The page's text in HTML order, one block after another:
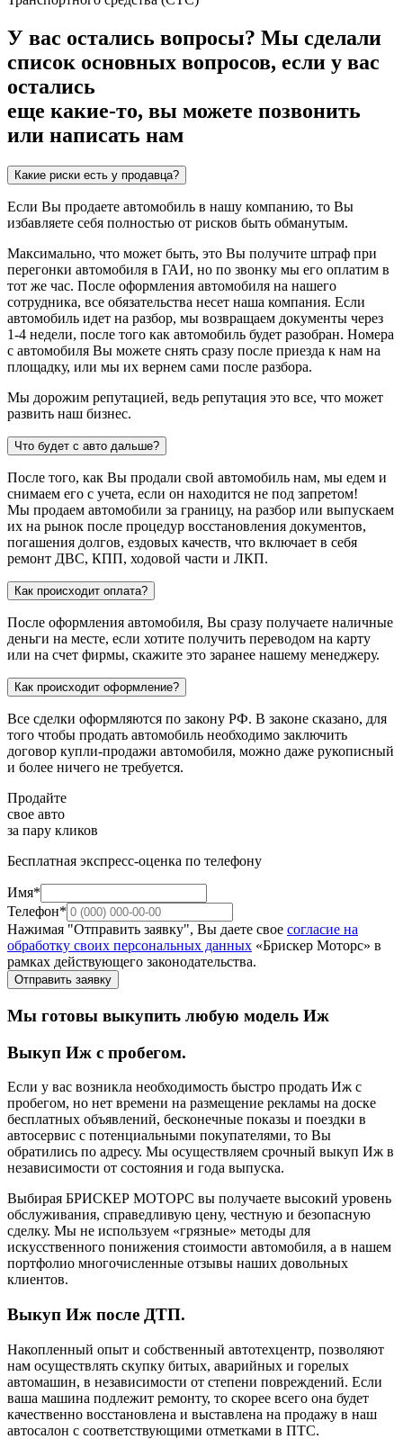
У вас остались вопросы? Мы сделали
список основных вопросов, если у вас
остались
еще какие-то, вы можете позвонить
или написать нам
Какие риски есть у продавца?
Если Вы продаете автомобиль в нашу компанию, то Вы
избавляете себя полностью от рисков быть обманутым.
Максимально, что может быть, это Вы получите штраф при
перегонки автомобиля в ГАИ, но по звонку мы его оплатим в
тот же час. После оформления автомобиля на нашего
сотрудника, все обязательства несет наша компания. Если
автомобиль идет на разбор, мы возвращаем документы через
1-4 недели, после того как автомобиль будет разобран. Номера
с автомобиля Вы можете снять сразу после приезда к нам на
площадку, или мы их вернем сами после разбора.
Мы дорожим репутацией, ведь репутация это все, что может
развить наш бизнес.
Что будет с авто дальше?
После того, как Вы продали свой автомобиль нам, мы едем и
снимаем его с учета, если он находится не под запретом!
Мы продаем автомобили за границу, на разбор или выпускаем
их на рынок после процедур восстановления документов,
погашения долгов, ездовых качеств, что включает в себя
ремонт ДВС, КПП, ходовой части и ЛКП.
Как происходит оплата?
После оформления автомобиля, Вы сразу получаете наличные
деньги на месте, если хотите получить переводом на карту
или на счет фирмы, скажите это заранее нашему менеджеру.
Как происходит оформление?
Все сделки оформляются по закону РФ. В законе сказано, для
того чтобы продать автомобиль необходимо заключить
договор купли-продажи автомобиля, можно даже рукописный
и более ничего не требуется.
Продайте
свое авто
за пару кликов
Бесплатная экспресс-оценка по телефону
Имя*
Телефон*
Нажимая "Отправить заявку", Вы даете свое согласие на
обработку своих персональных данных «Брискер Моторс» в
рамках действующего законодательства.
Отправить заявку
Мы готовы выкупить любую модель Иж
Выкуп Иж с пробегом.
Если у вас возникла необходимость быстро продать Иж с
пробегом, но нет времени на размещение рекламы на доске
бесплатных объявлений, бесконечные показы и поездки в
автосервис с потенциальными покупателями, то Вы
обратились по адресу. Мы осуществляем срочный выкуп Иж в
независимости от состояния и года выпуска.
Выбирая БРИСКЕР МОТОРС вы получаете высокий уровень
обслуживания, справедливую цену, честную и безопасную
сделку. Мы не используем «грязные» методы для
искусственного понижения стоимости автомобиля, а в нашем
портфолио многочисленные отзывы наших довольных
клиентов.
Выкуп Иж после ДТП.
Накопленный опыт и собственный автотехцентр, позволяют
нам осуществлять скупку битых, аварийных и горелых
автомашин, в независимости от степени повреждений. Если
ваша машина подлежит ремонту, то скорее всего она будет
качественно восстановлена и выставлена на продажу в наш
автосалон с соответствующими отметками в ПТС.